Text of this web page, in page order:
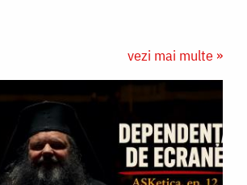
vezi mai multe »